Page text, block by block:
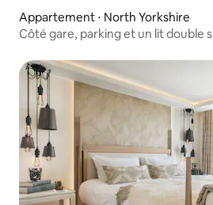
Appartement ⋅ North Yorkshire
Côté gare, parking et un lit double